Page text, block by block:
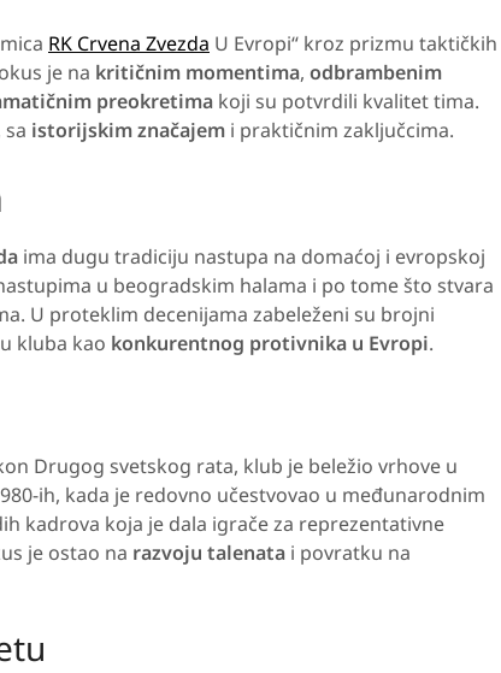
RK Crvena Zvezda U Evropi“ kroz prizmu taktičkih
je na kritičnim momentima, odbrambenim
preokretima koji su potvrdili kvalitet tima.
istorijskim značajem i praktičnim zaključcima.
ima dugu tradiciju nastupa na domaćoj i evropskoj
u beogradskim halama i po tome što stvara
U proteklim decenijama zabeleženi su brojni
kluba kao konkurentnog protivnika u Evropi.
Drugog svetskog rata, klub je beležio vrhove u
ih, kada je redovno učestvovao u međunarodnim
kadrova koja je dala igrače za reprezentativne
je ostao na razvoju talenata i povratku na